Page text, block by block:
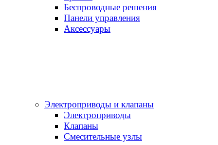
Беспроводные решения
Панели управления
Аксессуары
Электроприводы и клапаны
Электроприводы
Клапаны
Cмесительные узлы